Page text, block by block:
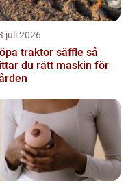
juli 2026
traktor säffle så
du rätt maskin för